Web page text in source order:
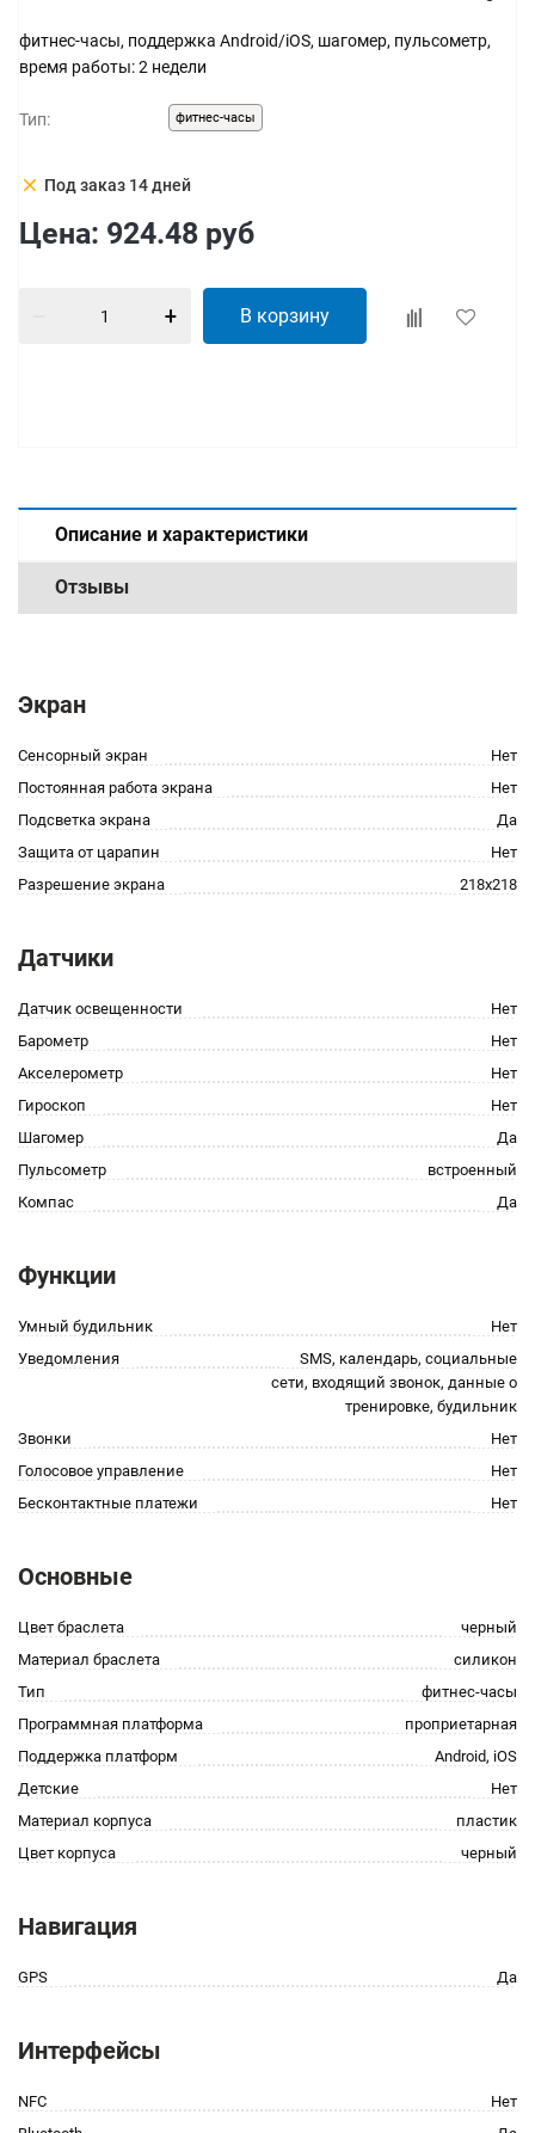
фитнес-часы, поддержка Android/iOS, шагомер, пульсометр,
время работы: 2 недели
Тип: фитнес-часы
clear Под заказ 14 дней
Цена: 924.48 руб
В корзину
Описание и характеристики
Отзывы
Экран
Сенсорный экран
Нет
Постоянная работа экрана
Нет
Подсветка экрана
Да
Защита от царапин
Нет
Разрешение экрана
218x218
Датчики
Датчик освещенности
Нет
Барометр
Нет
Акселерометр
Нет
Гироскоп
Нет
Шагомер
Да
Пульсометр
встроенный
Компас
Да
Функции
Умный будильник
Нет
Уведомления
SMS, календарь, социальные
сети, входящий звонок, данные о
тренировке, будильник
Звонки
Нет
Голосовое управление
Нет
Бесконтактные платежи
Нет
Основные
Цвет браслета
черный
Материал браслета
силикон
Тип
фитнес-часы
Программная платформа
проприетарная
Поддержка платформ
Android, iOS
Детские
Нет
Материал корпуса
пластик
Цвет корпуса
черный
Навигация
GPS Да
Интерфейсы
NFC
Нет